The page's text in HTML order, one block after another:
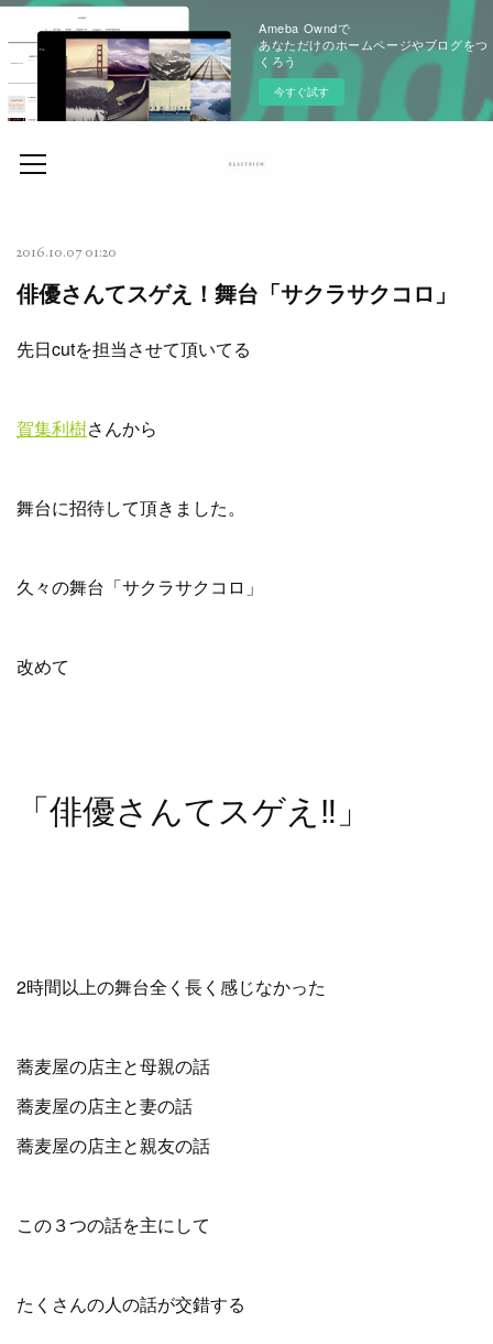
Ameba Owndで
あなただけのホームページやブログをつ
くろう
今すぐ試す
2016.10.07 01:20
俳優さんてスゲえ！舞台「サクラサクコロ」
先日cutを担当させて頂いてる
賀集利樹さんから
舞台に招待して頂きました。
久々の舞台「サクラサクコロ」
改めて
「俳優さんてスゲえ‼️」
2時間以上の舞台全く長く感じなかった
蕎麦屋の店主と母親の話
蕎麦屋の店主と妻の話
蕎麦屋の店主と親友の話
この３つの話を主にして
たくさんの人の話が交錯する